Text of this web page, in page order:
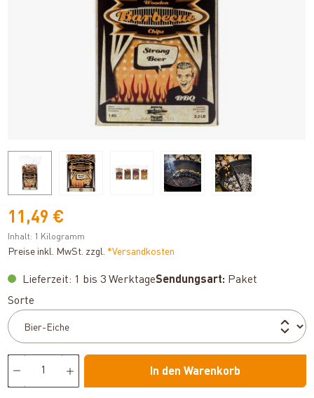
11,49 €
Inhalt: 1 Kilogramm
Preise inkl. MwSt. zzgl. *Versandkosten
Lieferzeit: 1 bis 3 WerktageSendungsart: Paket
Sorte
In den Warenkorb